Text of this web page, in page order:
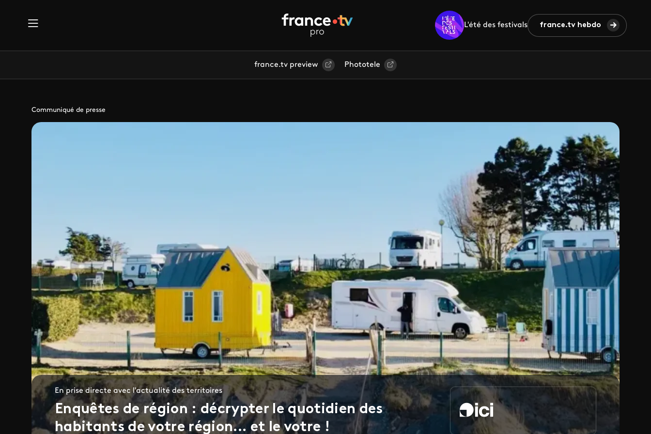
L'été des festivals france.tv hebdo
france.tv preview Phototele
Communiqué de presse
En prise directe avec l'actualité des territoires
Enquêtes de région : décrypter le quotidien des
habitants de votre région... et le votre !